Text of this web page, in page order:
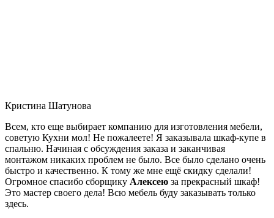
Кристина Шатунова
Всем, кто еще выбирает компанию для изготовления мебели,
советую Кухни мол! Не пожалеете! Я заказывала шкаф-купе в
спальню. Начиная с обсуждения заказа и заканчивая
монтажом никаких проблем не было. Все было сделано очень
быстро и качественно. К тому же мне ещё скидку сделали!
Огромное спасибо сборщику Алексею за прекрасный шкаф!
Это мастер своего дела! Всю мебель буду заказывать только
здесь.